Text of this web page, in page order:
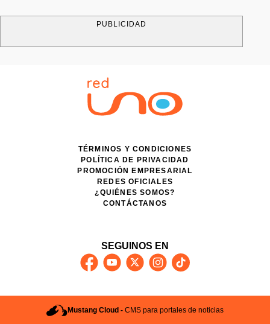
PUBLICIDAD
TÉRMINOS Y CONDICIONES
POLÍTICA DE PRIVACIDAD
PROMOCIÓN EMPRESARIAL
REDES OFICIALES
¿QUIÉNES SOMOS?
CONTÁCTANOS
SEGUINOS EN
Mustang Cloud -CMS para portales de noticias